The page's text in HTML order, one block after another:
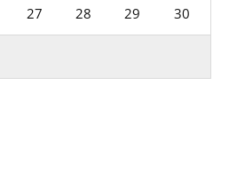
27 28 29 30